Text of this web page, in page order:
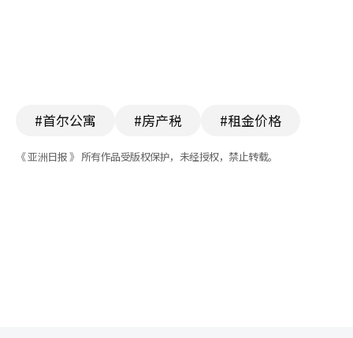
#首尔公寓 #房产税 #租金价格
《 亚洲日报 》 所有作品受版权保护，未经授权，禁止转载。